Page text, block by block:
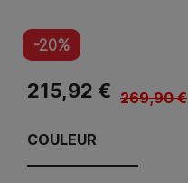
-20%
215,92 € 269,90 €
COULEUR